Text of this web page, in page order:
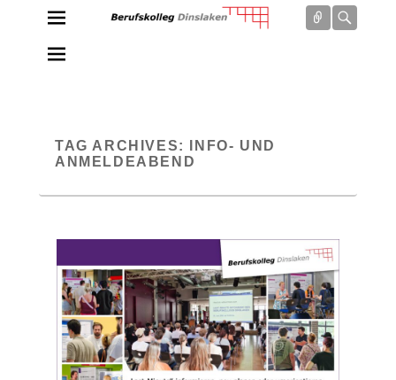
Connect
TAG ARCHIVES:
INFO- UND
ANMELDEABEND